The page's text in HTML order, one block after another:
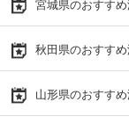
宮城県のおすす
秋田県のおすす
山形県のおすす